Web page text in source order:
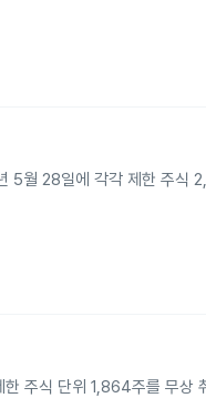
28일에 각각 제한 주식
식 단위 1,864주를 무상